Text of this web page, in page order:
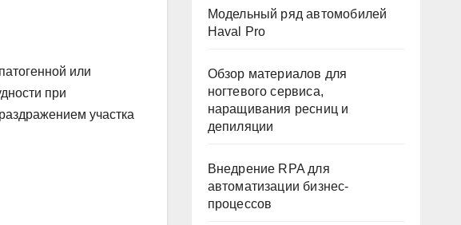
или
при
участка
Модельный ряд автомобилей
Haval Pro
Обзор материалов для
ногтевого сервиса,
наращивания ресниц и
депиляции
Внедрение RPA для
автоматизации бизнес-
процессов